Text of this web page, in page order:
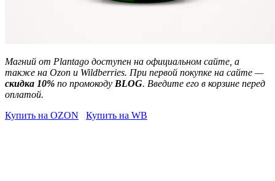
Магний от Plantago доступен на официальном сайте, а
также на Ozon и Wildberries. При первой покупке на сайте —
скидка 10% по промокоду BLOG. Введите его в корзине перед
оплатой.
Купить на OZON
Купить на WB